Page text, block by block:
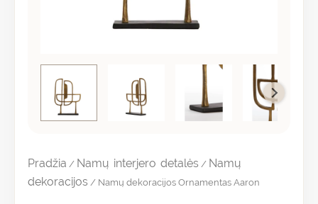
Pradžia / Namų interjero detalės / Namų
dekoracijos / Namų dekoracijos Ornamentas Aaron